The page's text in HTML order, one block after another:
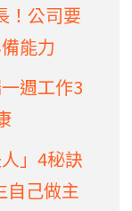
！公司要
能力
週工作3
」4秘訣
自己做主